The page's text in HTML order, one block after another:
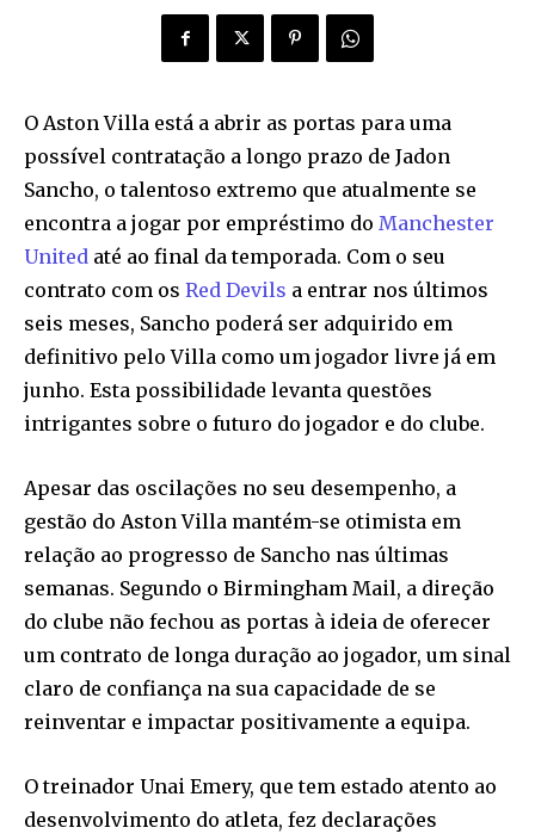
O Aston Villa está a abrir as portas para uma
possível contratação a longo prazo de Jadon
Sancho, o talentoso extremo que atualmente se
encontra a jogar por empréstimo do Manchester
United até ao final da temporada. Com o seu
contrato com os Red Devils a entrar nos últimos
seis meses, Sancho poderá ser adquirido em
definitivo pelo Villa como um jogador livre já em
junho. Esta possibilidade levanta questões
intrigantes sobre o futuro do jogador e do clube.
Apesar das oscilações no seu desempenho, a
gestão do Aston Villa mantém-se otimista em
relação ao progresso de Sancho nas últimas
semanas. Segundo o Birmingham Mail, a direção
do clube não fechou as portas à ideia de oferecer
um contrato de longa duração ao jogador, um sinal
claro de confiança na sua capacidade de se
reinventar e impactar positivamente a equipa.
O treinador Unai Emery, que tem estado atento ao
desenvolvimento do atleta, fez declarações